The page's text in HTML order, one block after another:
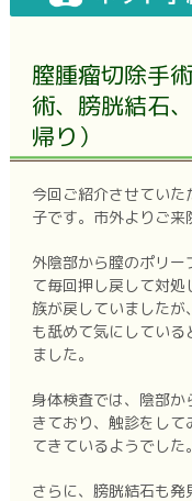
膣腫瘤切除手
術、膀胱結石
帰り）
今回ご紹介させてい
子です。市外よりご来
外陰部から膣のポリ
て毎回押し戻して対
族が戻していました
も舐めて気にしてい
ました。
身体検査では、陰部か
きており、触診をし
てきているようでした。
さらに、膀胱結石も